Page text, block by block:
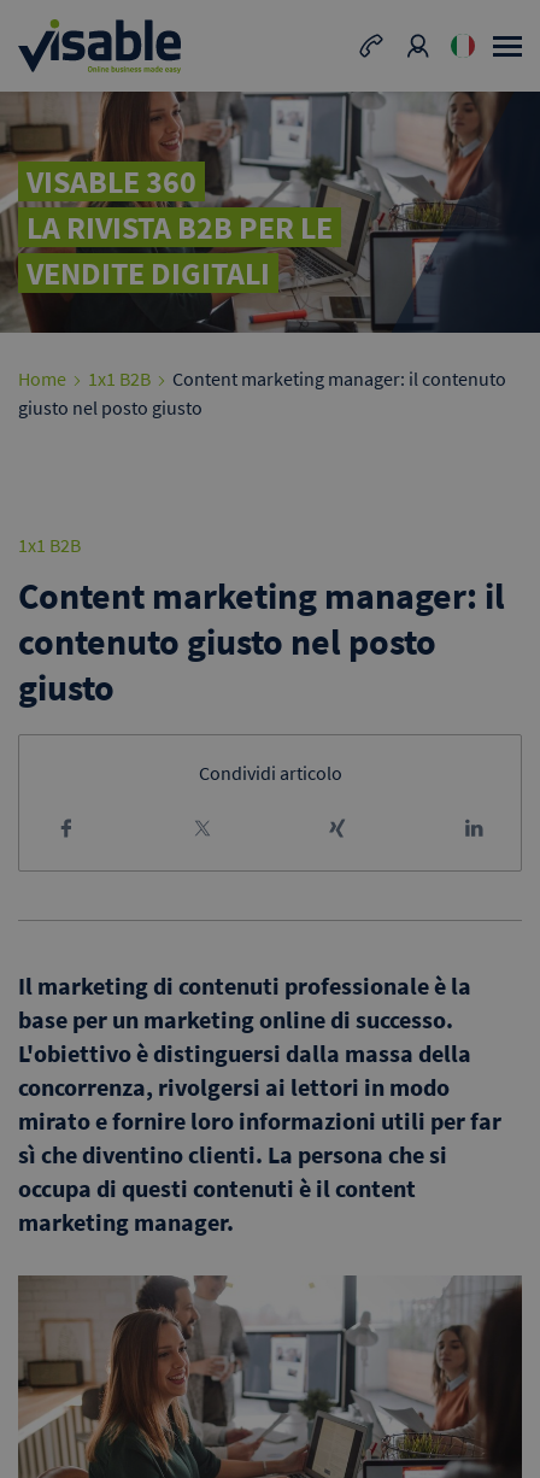
VISABLE 360
LA RIVISTA B2B PER LE
VENDITE DIGITALI
Home 1x1 B2B
Content marketing manager: il contenuto
giusto nel posto giusto
1x1 B2B
Content marketing manager: il
contenuto giusto nel posto
giusto
Condividi articolo
Il marketing di contenuti professionale è la
base per un marketing online di successo.
L'obiettivo è distinguersi dalla massa della
concorrenza, rivolgersi ai lettori in modo
mirato e fornire loro informazioni utili per far
sì che diventino clienti. La persona che si
occupa di questi contenuti è il content
marketing manager.